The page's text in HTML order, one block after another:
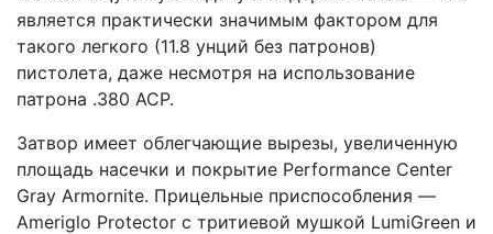
является практически значимым фактором для
такого легкого (11.8 унций без патронов)
пистолета, даже несмотря на использование
патрона .380 ACP.
Затвор имеет облегчающие вырезы, увеличенную
площадь насечки и покрытие Performance Center
Gray Armornite. Прицельные приспособления —
Ameriglo Protector с тритиевой мушкой LumiGreen и